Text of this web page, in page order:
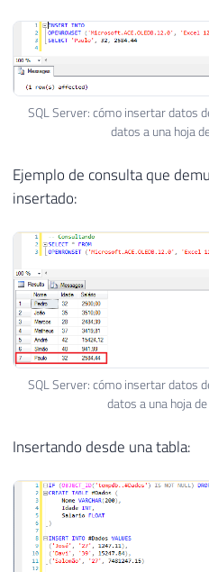
SQL Server: cómo insertar datos
datos a una hoja
Ejemplo de consulta que
insertado:
SQL Server: cómo insertar datos
datos a una hoja
Insertando desde una tabla: